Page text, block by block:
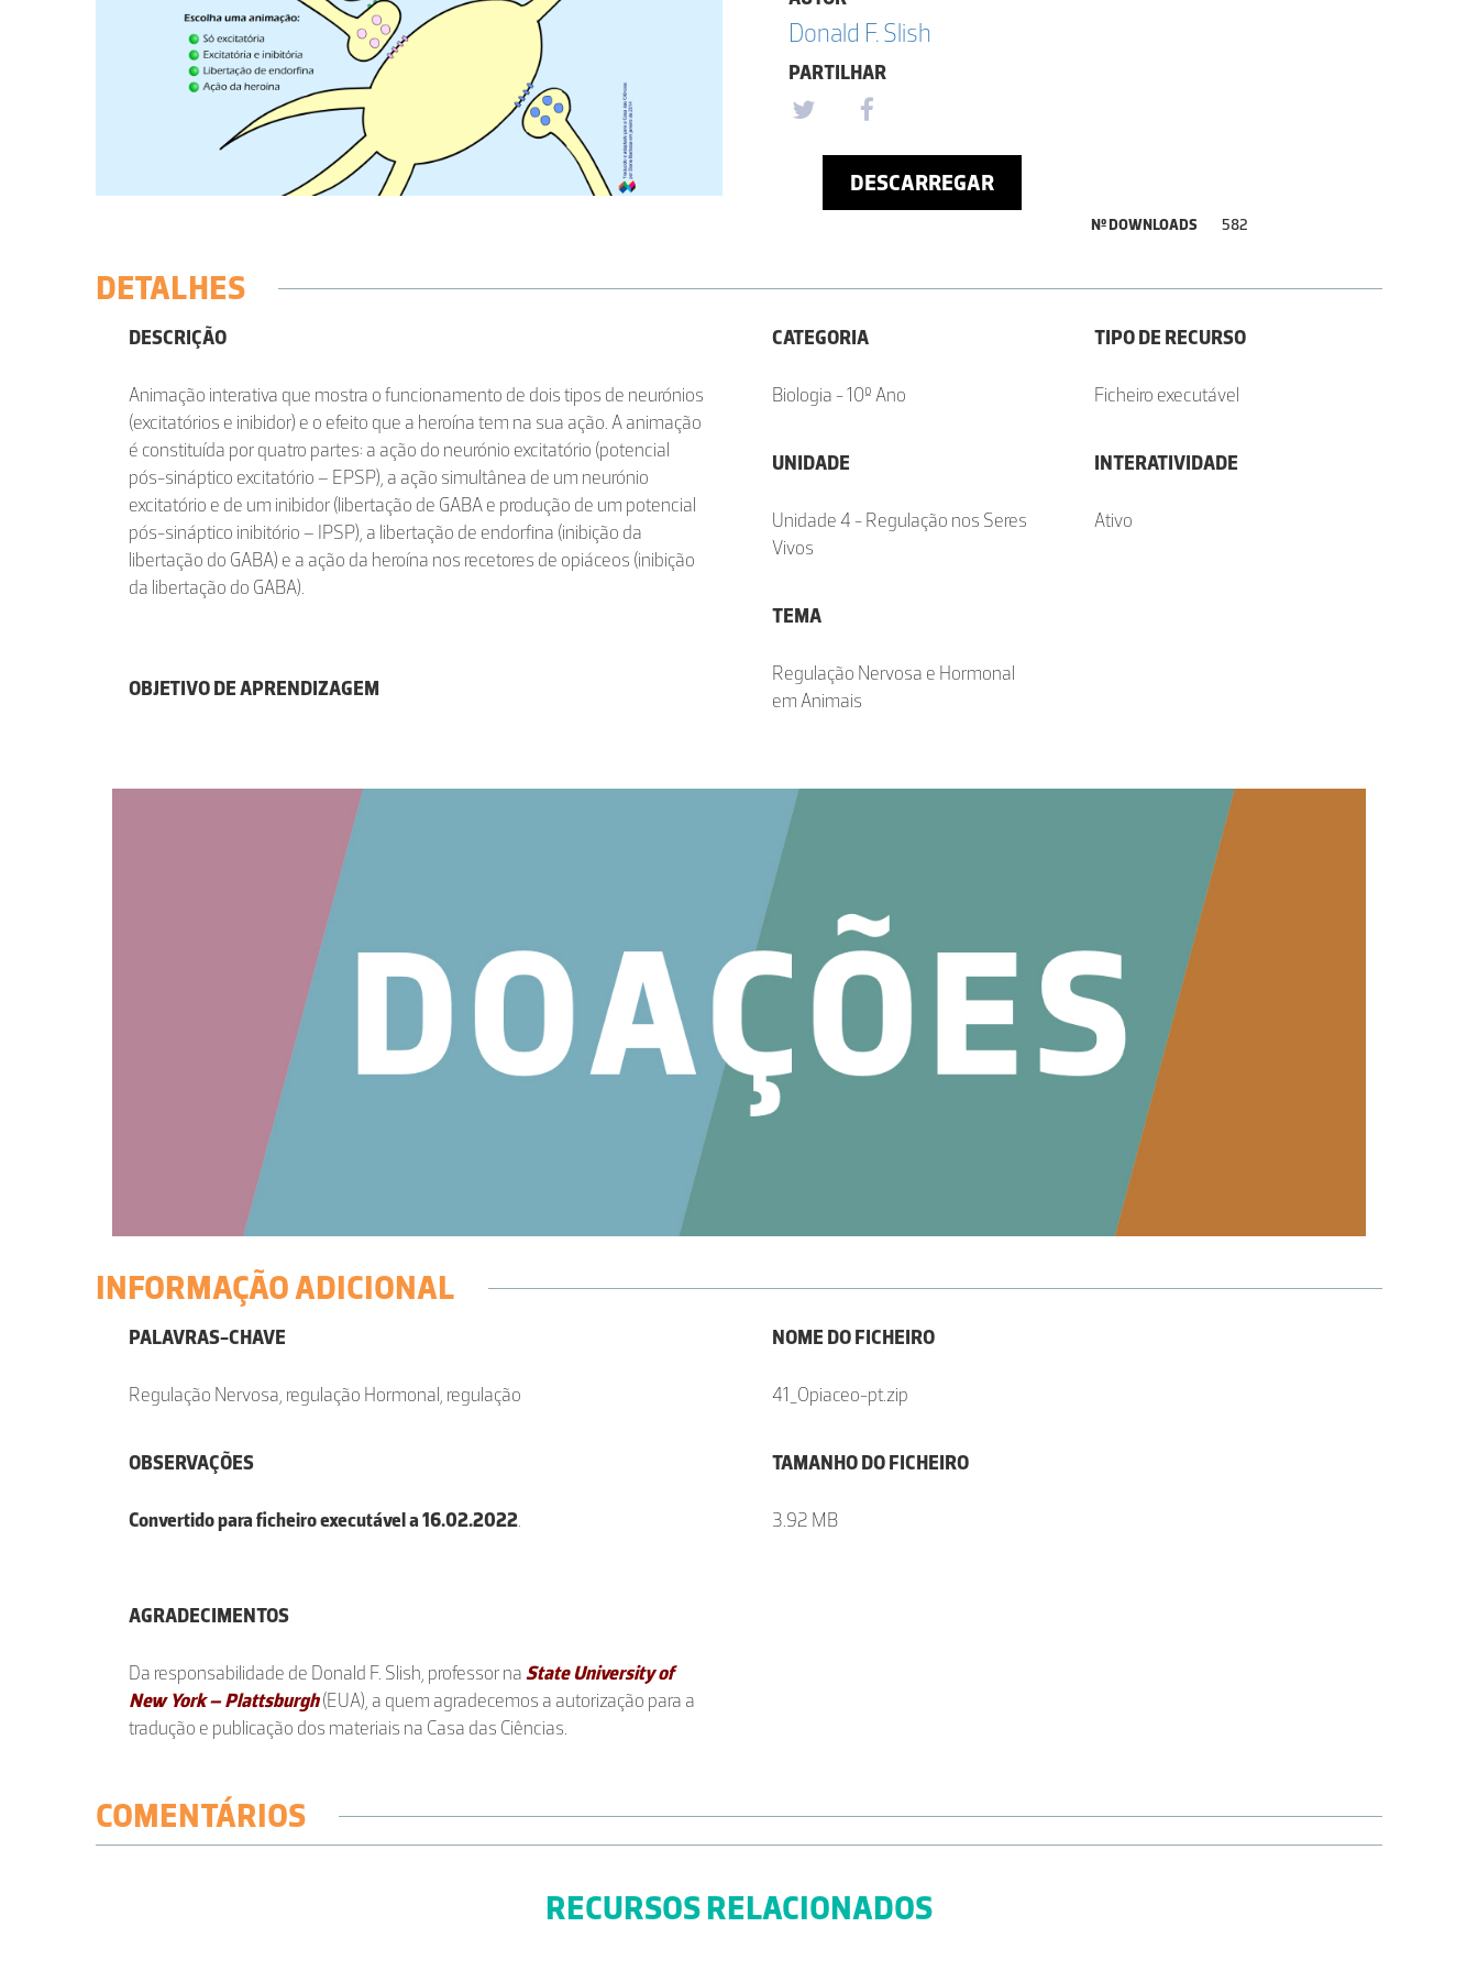
Donald F. Slish
PARTILHAR
DESCARREGAR
Nº DOWNLOADS 582
DETALHES
DESCRIÇÃO
Animação interativa que mostra o funcionamento de dois tipos de neurónios
(excitatórios e inibidor) e o efeito que a heroína tem na sua ação. A animação
é constituída por quatro partes: a ação do neurónio excitatório (potencial
pós-sináptico excitatório – EPSP), a ação simultânea de um neurónio
excitatório e de um inibidor (libertação de GABA e produção de um potencial
pós-sináptico inibitório – IPSP), a libertação de endorfina (inibição da
libertação do GABA) e a ação da heroína nos recetores de opiáceos (inibição
da libertação do GABA).
OBJETIVO DE APRENDIZAGEM
CATEGORIA
Biologia - 10º Ano
UNIDADE
Unidade 4 - Regulação nos Seres
Vivos
TEMA
Regulação Nervosa e Hormonal
em Animais
TIPO DE RECURSO
Ficheiro executável
INTERATIVIDADE
Ativo
INFORMAÇÃO ADICIONAL
PALAVRAS-CHAVE
Regulação Nervosa, regulação Hormonal, regulação
OBSERVAÇÕES
Convertido para ficheiro executável a 16.02.2022.
AGRADECIMENTOS
Da responsabilidade de Donald F. Slish, professor naState University of
New York – Plattsburgh(EUA), a quem agradecemos a autorização para a
tradução e publicação dos materiais na Casa das Ciências.
NOME DO FICHEIRO
41_Opiaceo-pt.zip
TAMANHO DO FICHEIRO
3.92 MB
COMENTÁRIOS
RECURSOS RELACIONADOS